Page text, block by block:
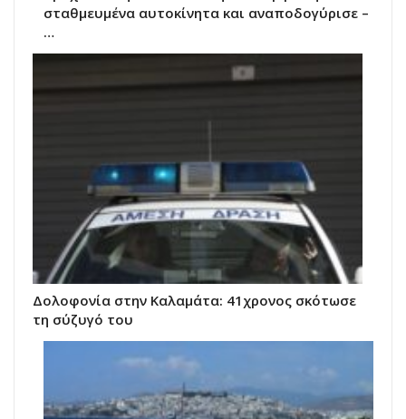
σταθμευμένα αυτοκίνητα και αναποδογύρισε –
…
Δολοφονία στην Καλαμάτα: 41χρονος σκότωσε
τη σύζυγό του